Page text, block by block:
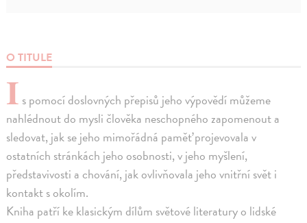
O TITULE
I s pomocí doslovných přepisů jeho výpovědí můžeme
nahlédnout do mysli člověka neschopného zapomenout a
sledovat, jak se jeho mimořádná paměť projevovala v
ostatních stránkách jeho osobnosti, v jeho myšlení,
představivosti a chování, jak ovlivňovala jeho vnitřní svět i
kontakt s okolím.
Kniha patří ke klasickým dílům světové literatury o lidské